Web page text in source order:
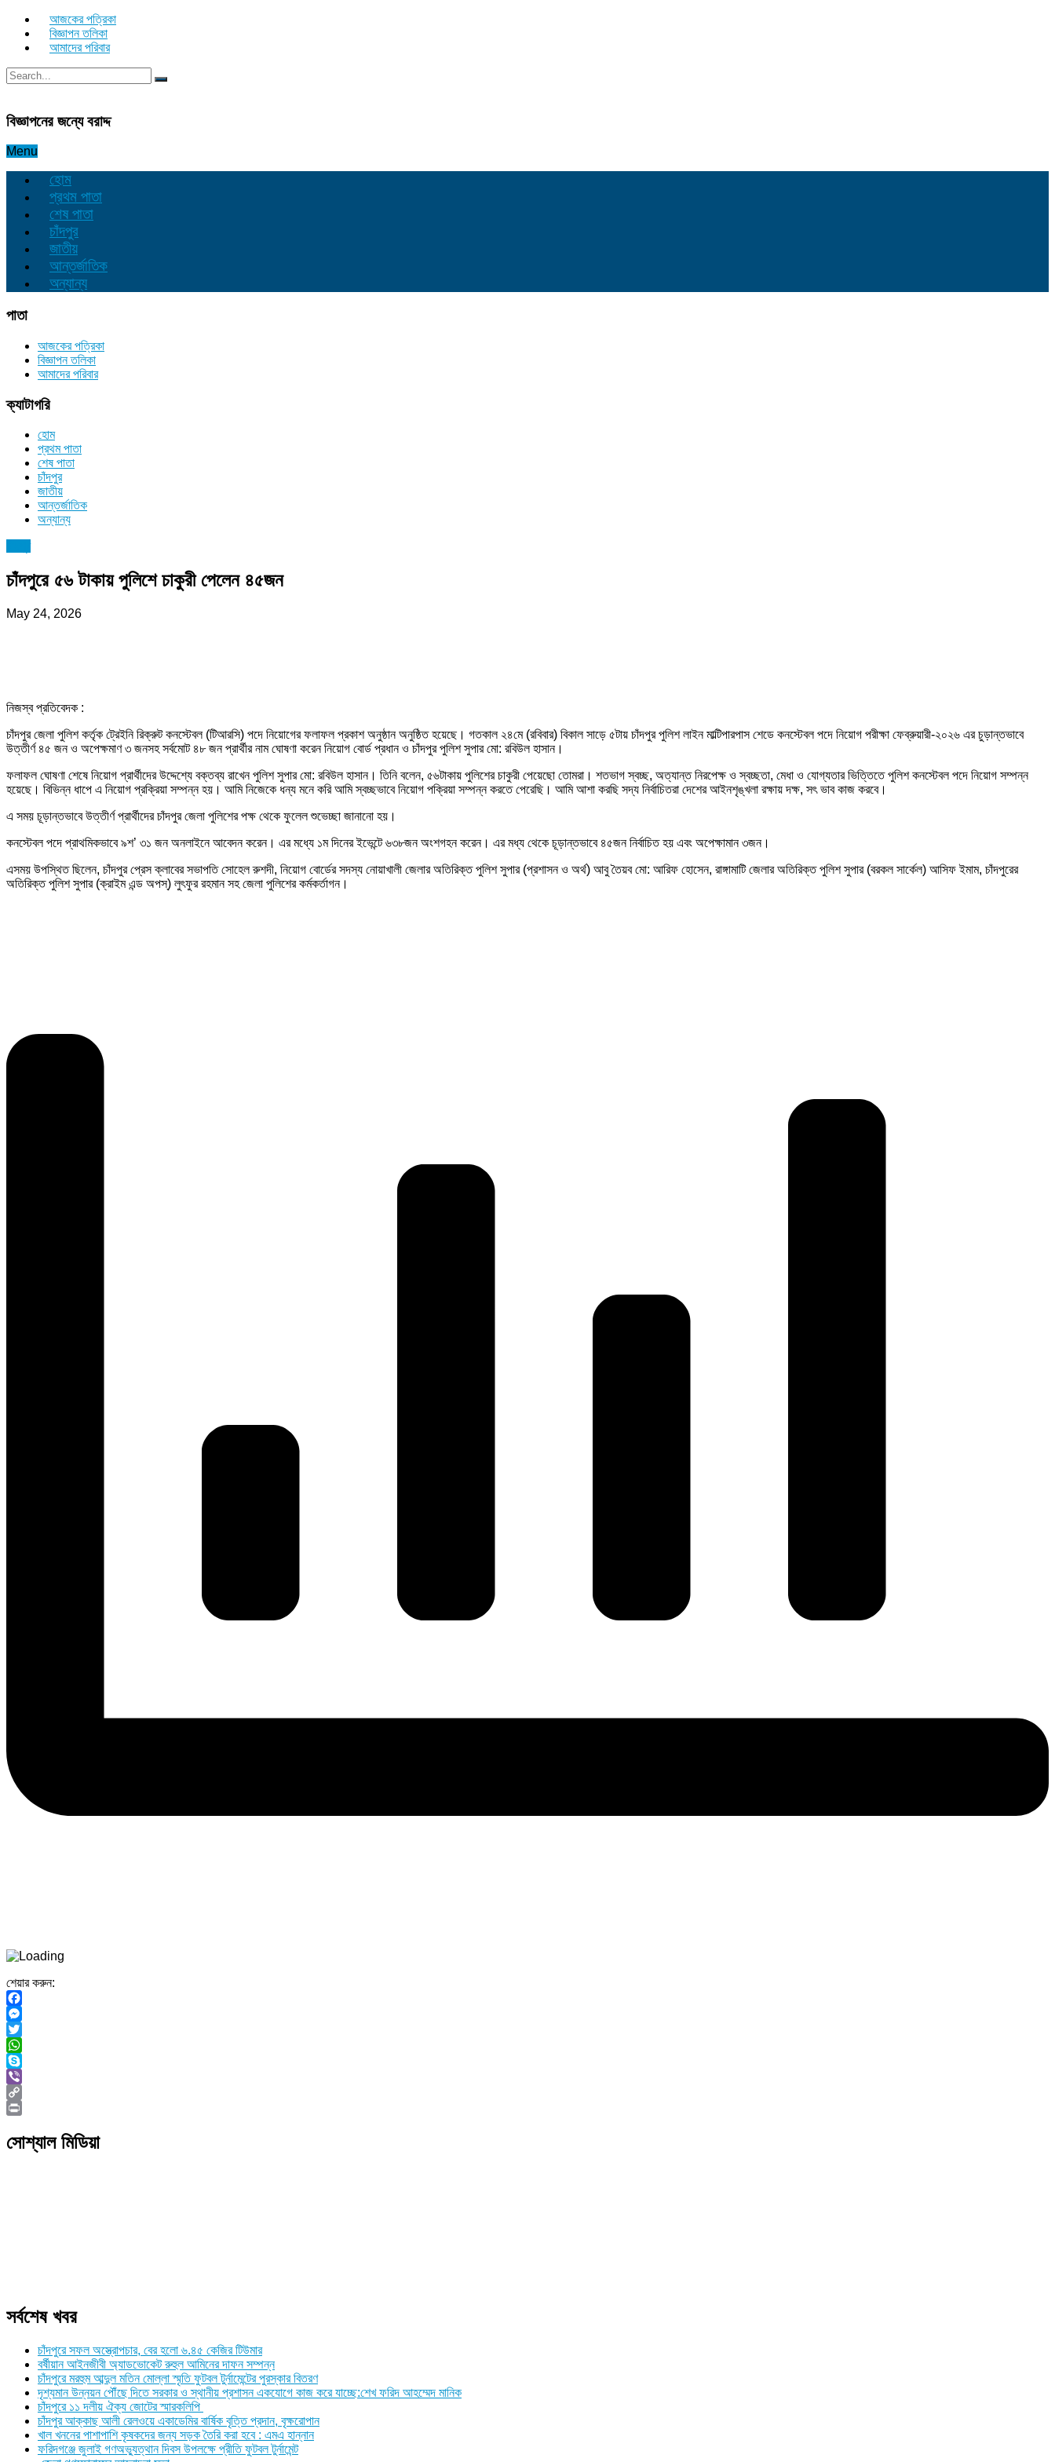
আজকের পত্রিকা
বিজ্ঞাপন তলিকা
আমাদের পরিবার
বিজ্ঞাপনের জন্যে বরাদ্দ
Menu
হোম
প্রথম পাতা
শেষ পাতা
চাঁদপুর
জাতীয়
আন্তর্জাতিক
অন্যান্য
পাতা
আজকের পত্রিকা
বিজ্ঞাপন তলিকা
আমাদের পরিবার
ক্যাটাগরি
হোম
প্রথম পাতা
শেষ পাতা
চাঁদপুর
জাতীয়
আন্তর্জাতিক
অন্যান্য
চাঁদপুরে ৫৬ টাকায় পুলিশে চাকুরী পেলেন ৪৫জন
May 24, 2026
নিজস্ব প্রতিবেদক :
চাঁদপুর জেলা পুলিশ কর্তৃক ট্রেইনি রিক্রুট কনস্টেবল (টিআরসি) পদে নিয়োগের ফলাফল প্রকাশ অনুষ্ঠান অনুষ্ঠিত হয়েছে। গতকাল ২৪মে (রবিবার) বিকাল সাড়ে ৫টায় চাঁদপুর পুলিশ লাইন মাল্টিপারপাস শেডে কনস্টেবল পদে নিয়োগ পরীক্ষা ফেব্রুয়ারী-২০২৬ এর চুড়ান্তভাবে
উত্তীর্ণ ৪৫ জন ও অপেক্ষমাণ ৩ জনসহ সর্বমোট ৪৮ জন প্রার্থীর নাম ঘোষণা করেন নিয়োগ বোর্ড প্রধান ও চাঁদপুর পুলিশ সুপার মো: রবিউল হাসান।
ফলাফল ঘোষণা শেষে নিয়োগ প্রার্থীদের উদ্দেশ্যে বক্তব্য রাখেন পুলিশ সুপার মো: রবিউল হাসান। তিনি বলেন, ৫৬টাকায় পুলিশের চাকুরী পেয়েছো তোমরা। শতভাগ স্বচ্ছ, অত্যান্ত নিরপেক্ষ ও স্বচ্ছতা, মেধা ও যোগ্যতার ভিত্তিতে পুলিশ কনস্টেবল পদে নিয়োগ সম্পন্ন
হয়েছে। বিভিন্ন ধাপে এ নিয়োগ প্রক্রিয়া সম্পন্ন হয়। আমি নিজেকে ধন্য মনে করি আমি স্বচ্ছভাবে নিয়োগ পক্রিয়া সম্পন্ন করতে পেরেছি। আমি আশা করছি সদ্য নির্বাচিতরা দেশের আইনশৃঙ্খলা রক্ষায় দক্ষ, সৎ ভাব কাজ করবে।
এ সময় চূড়ান্তভাবে উত্তীর্ণ প্রার্থীদের চাঁদপুর জেলা পুলিশের পক্ষ থেকে ফুলেল শুভেচ্ছা জানানো হয়।
কনস্টেবল পদে প্রাথমিকভাবে ৯শ’ ৩১ জন অনলাইনে আবেদন করেন। এর মধ্যে ১ম দিনের ইভেন্টে ৬৩৮জন অংশগহন করেন। এর মধ্য থেকে চূড়ান্তভাবে ৪৫জন নির্বাচিত হয় এবং অপেক্ষামান ৩জন।
এসময় উপস্থিত ছিলেন, চাঁদপুর প্রেস ক্লাবের সভাপতি সোহেল রুশদী, নিয়োগ বোর্ডের সদস্য নোয়াখালী জেলার অতিরিক্ত পুলিশ সুপার (প্রশাসন ও অর্থ) আবু তৈয়ব মো: আরিফ হোসেন, রাঙ্গামাটি জেলার অতিরিক্ত পুলিশ সুপার (বরকল সার্কেল) আসিফ ইমাম, চাঁদপুরের
অতিরিক্ত পুলিশ সুপার (ক্রাইম এন্ড অপস্) লুৎফুর রহমান সহ জেলা পুলিশের কর্মকর্তাগন।
শেয়ার করুন:
Facebook
Messenger
Twitter
WhatsApp
Skype
Viber
Copy
সোশ্যাল মিডিয়া
সর্বশেষ খবর
চাঁদপুরে সফল অস্ত্রোপচার, বের হলো ৬.৪৫ কেজির টিউমার
বর্ষীয়ান আইনজীবী অ্যাডভোকেট রুহুল আমিনের দাফন সম্পন্ন
চাঁদপুরে মরহুম আব্দুল মতিন মোল্লা স্মৃতি ফুটবল টুর্নামেন্টের পুরস্কার বিতরণ
দৃশ্যমান উন্নয়ন পৌঁছে দিতে সরকার ও স্থানীয় প্রশাসন একযোগে কাজ করে যাচ্ছে:শেখ ফরিদ আহম্মেদ মানিক
চাঁদপুরে ১১ দলীয় ঐক্য জোটের স্মারকলিপি
চাঁদপুর আক্কাছ আলী রেলওয়ে একাডেমির বার্ষিক বৃত্তি প্রদান, বৃক্ষরোপান
খাল খননের পাশাপাশি কৃষকদের জন্য সড়ক তৈরি করা হবে : এমএ হান্নান
ফরিদগঞ্জে জুলাই গণঅভ্যুত্থান দিবস উপলক্ষে প্রীতি ফুটবল টুর্নামেন্ট